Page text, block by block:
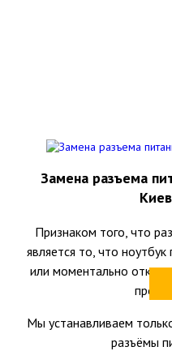
Замена разъема
Признаком того, что
является то, что ноутбук
или моментально
Мы устанавливаем
разъёмы